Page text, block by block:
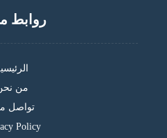
روابط
من
تواصل
Policy